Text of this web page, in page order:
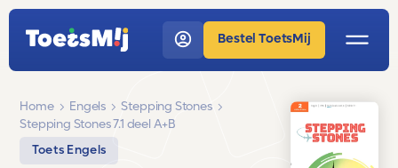
Bestel ToetsMij
Home Engels
Stepping Stones
Stepping Stones 7.1 deel A+B
Toets Engels